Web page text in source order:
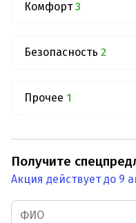
Комфорт 3
Безопасность 2
Прочее 1
Получите
Акция действует до 9